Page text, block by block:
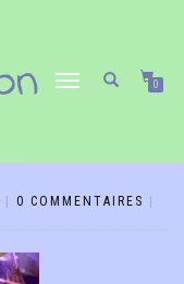
DÉPLIER/REPLIER
0
0 COMMENTAIRES